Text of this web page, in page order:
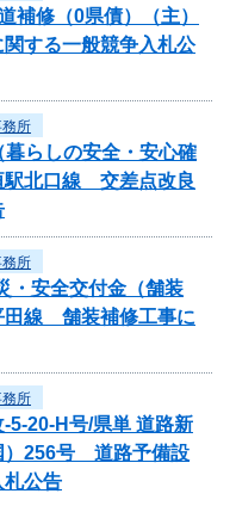
補修（0県債）（主）
する一般競争入札公
所
らしの安全・安心確
駅北口線 交差点改良
所
・安全交付金（舗装
田線 舗装補修工事に
所
-5-20-H号/県単 道路新
）256号 道路予備設
札公告